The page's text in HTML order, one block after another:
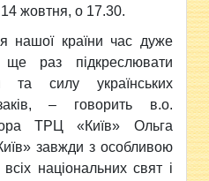
жовтня, о 17.30.
нашої країни час дуже
раз підкреслювати
та силу українських
– говорить в.о.
ТРЦ «Київ» Ольга
завжди з особливою
національних свят і